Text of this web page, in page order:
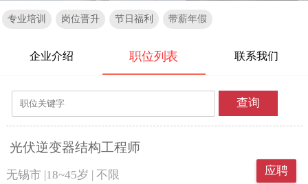
专业培训 岗位晋升 节日福利 带薪年假
企业介绍 职位列表 联系我们
查询
光伏逆变器结构工程师
无锡市 18~45岁 不限 应聘